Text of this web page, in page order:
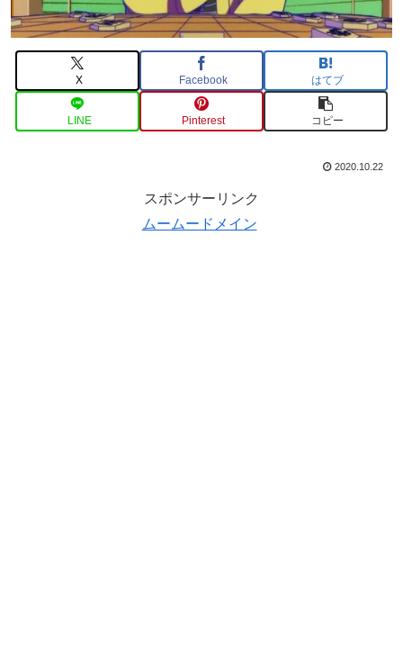
X Facebook はてブ
LINE Pinterest コピー
2020.10.22
スポンサーリンク
ムームードメイン